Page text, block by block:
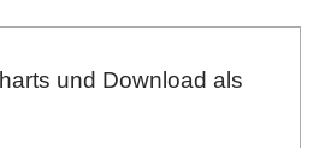
und Download als